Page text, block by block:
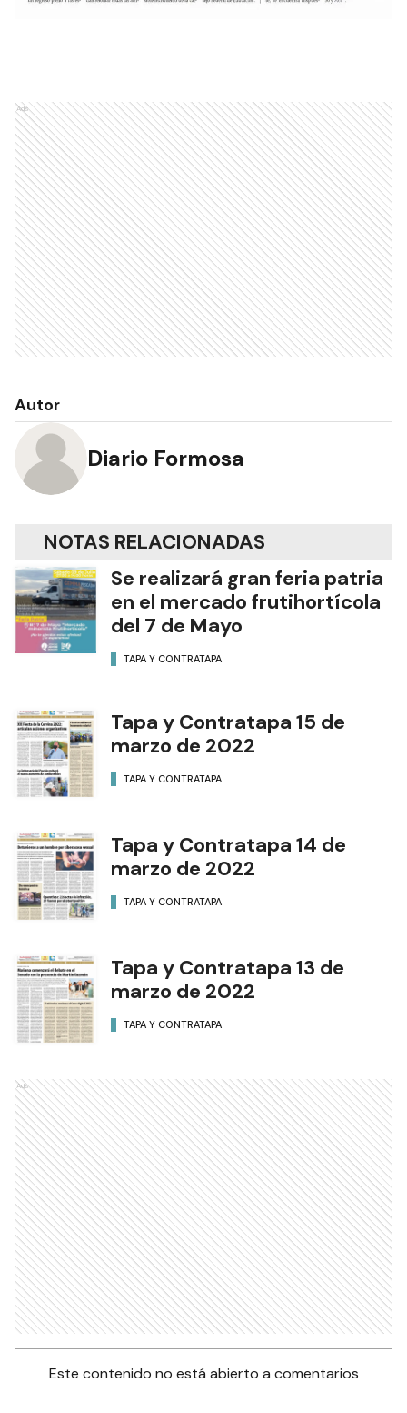
Ads
Autor
Diario Formosa
NOTAS RELACIONADAS
Se realizará gran feria patria
en el mercado frutihortícola
del 7 de Mayo
TAPA Y CONTRATAPA
Tapa y Contratapa 15 de
marzo de 2022
TAPA Y CONTRATAPA
Tapa y Contratapa 14 de
marzo de 2022
TAPA Y CONTRATAPA
Tapa y Contratapa 13 de
marzo de 2022
TAPA Y CONTRATAPA
Ads
Este contenido no está abierto a comentarios